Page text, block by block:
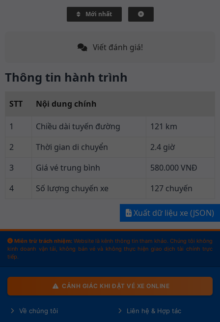
Mới nhất
Viết đánh giá!
Thông tin hành trình
STT Nội dung chính
1 Chiều dài tuyến đường
121 km
2
Thời gian di chuyển
2.4 giờ
3
Giá vé trung bình
580.000 VNĐ
4
Số lượng chuyến xe 127 chuyến
Xuất dữ liệu xe (JSON)
Miễn trừ trách nhiệm: Website là kênh thông tin tham khảo. Chúng tôi không
kinh doanh vận tải, không bán vé và không thực hiện giao dịch tài chính trực
tiếp.
CẢNH GIÁC KHI ĐẶT VÉ XE ONLINE
Về chúng tôi Liên hệ & Hợp tác